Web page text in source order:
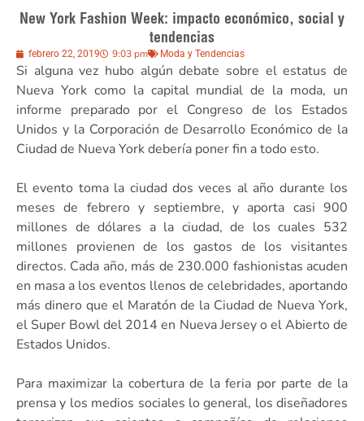
New York Fashion Week: impacto económico, social y
tendencias
febrero 22, 2019 9:03 pm Moda y Tendencias
Si alguna vez hubo algún debate sobre el estatus de
Nueva York como la capital mundial de la moda, un
informe preparado por el Congreso de los Estados
Unidos y la Corporación de Desarrollo Económico de la
Ciudad de Nueva York debería poner fin a todo esto.
El evento toma la ciudad dos veces al año durante los
meses de febrero y septiembre, y aporta casi 900
millones de dólares a la ciudad, de los cuales 532
millones provienen de los gastos de los visitantes
directos. Cada año, más de 230.000 fashionistas acuden
en masa a los eventos llenos de celebridades, aportando
más dinero que el Maratón de la Ciudad de Nueva York,
el Super Bowl del 2014 en Nueva Jersey o el Abierto de
Estados Unidos.
Para maximizar la cobertura de la feria por parte de la
prensa y los medios sociales lo general, los diseñadores